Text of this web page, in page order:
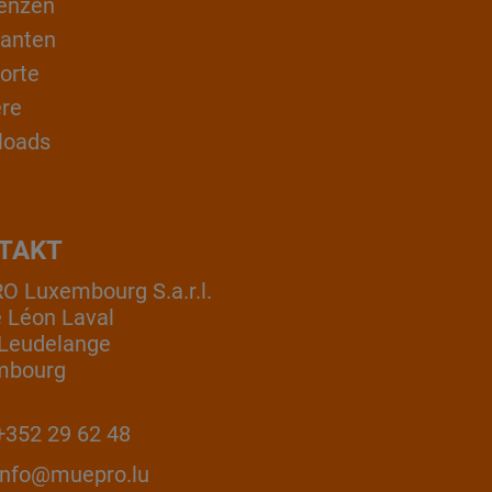
Luxembourg S.a.r.l.
Léon Laval
29 62 48